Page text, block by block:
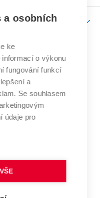
učení
technické
Brně
a osobních
ke
o výkonu
fungování funkcí
a
Se souhlasem
údaje pro